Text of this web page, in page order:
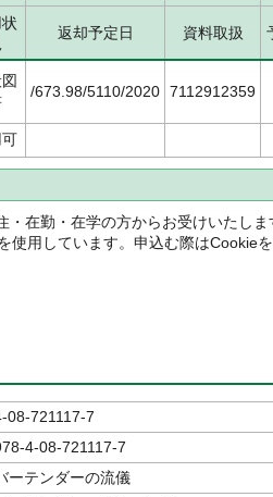
返却予定日 資料取扱
/673.98/5110/2020 7112912359
・在勤・在学の方からお受けいたしま
使用しています。申込む際はCookie
08-721117-7
4-08-721117-7
ーテンダーの流儀